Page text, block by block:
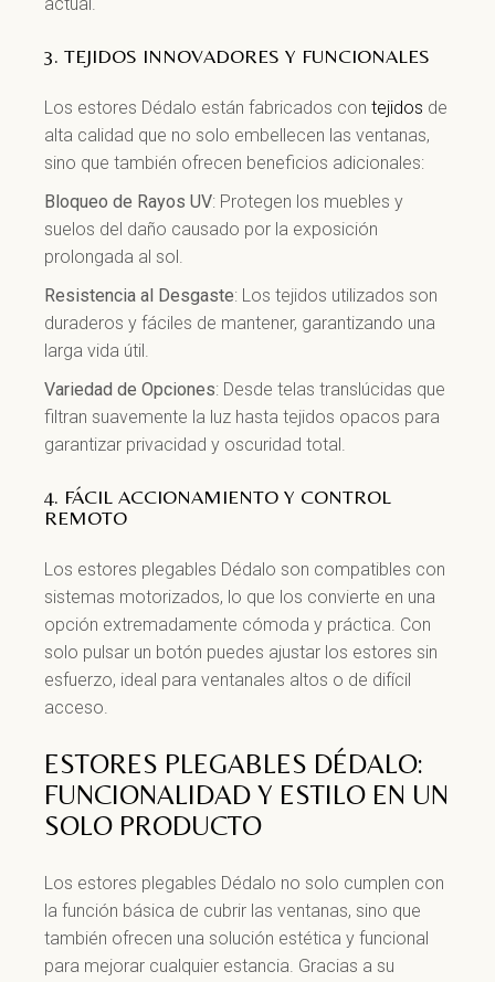
actual.
3. TEJIDOS INNOVADORES Y FUNCIONALES
Los estores Dédalo están fabricados contejidos de
alta calidad que no solo embellecen las ventanas,
sino que también ofrecen beneficios adicionales:
Bloqueo de Rayos UV: Protegen los muebles y
suelos del daño causado por la exposición
prolongada al sol.
Resistencia al Desgaste: Los tejidos utilizados son
duraderos y fáciles de mantener, garantizando una
larga vida útil.
Variedad de Opciones: Desde telas translúcidas que
filtran suavemente la luz hasta tejidos opacos para
garantizar privacidad y oscuridad total.
4. FÁCIL ACCIONAMIENTO Y CONTROL
REMOTO
Los estores plegables Dédalo son compatibles con
sistemas motorizados, lo que los convierte en una
opción extremadamente cómoda y práctica. Con
solo pulsar un botón puedes ajustar los estores sin
esfuerzo, ideal para ventanales altos o de difícil
acceso.
ESTORES PLEGABLES DÉDALO:
FUNCIONALIDAD Y ESTILO EN UN
SOLO PRODUCTO
Los estores plegables Dédalo no solo cumplen con
la función básica de cubrir las ventanas, sino que
también ofrecen una solución estética y funcional
para mejorar cualquier estancia. Gracias a su